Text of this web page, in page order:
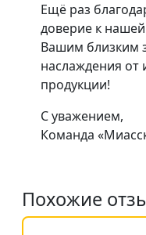
Ещё раз
доверие к
Вашим близким
наслаждения от
продукции!
С уважением,
Команда
Похожие